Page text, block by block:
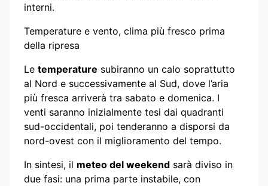
interni.
Temperature e vento, clima più fresco prima
della ripresa
Le temperature subiranno un calo soprattutto
al Nord e successivamente al Sud, dove l’aria
più fresca arriverà tra sabato e domenica. I
venti saranno inizialmente tesi dai quadranti
sud-occidentali, poi tenderanno a disporsi da
nord-ovest con il miglioramento del tempo.
In sintesi, il meteo del weekend sarà diviso in
due fasi: una prima parte instabile, con